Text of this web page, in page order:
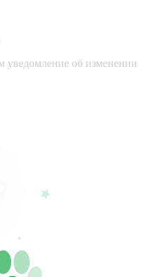
об изменении